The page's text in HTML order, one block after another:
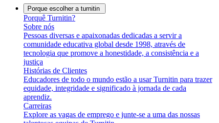
Porque escolher a turnitin
Porquê Turnitin?
Sobre nós
Pessoas diversas e apaixonadas dedicadas a servir a
comunidade educativa global desde 1998, através de
tecnologia que promove a honestidade, a consistência e a
justiça
Histórias de Clientes
Educadores de todo o mundo estão a usar Turnitin para trazer
equidade, integridade e significado à jornada de cada
aprendiz.
Carreiras
Explore as vagas de emprego e junte-se a uma das nossas